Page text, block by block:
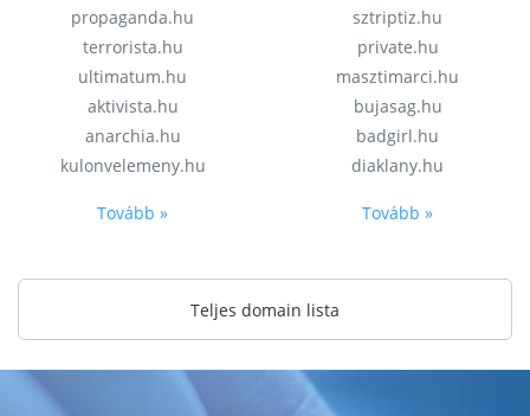
propaganda.hu
terrorista.hu
ultimatum.hu
aktivista.hu
anarchia.hu
kulonvelemeny.hu
Tovább »
sztriptiz.hu
private.hu
masztimarci.hu
bujasag.hu
badgirl.hu
diaklany.hu
Tovább »
Teljes domain lista